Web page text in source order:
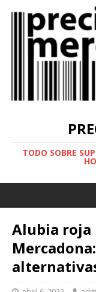
TODO SOBRE
Alubia roja